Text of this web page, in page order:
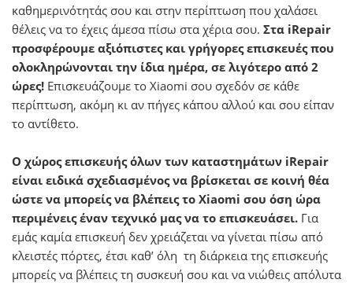
καθημερινότητάς σου και στην περίπτωση που χαλάσει
θέλεις να το έχεις άμεσα πίσω στα χέρια σου. Στα iRepair
προσφέρουμε αξιόπιστες και γρήγορες επισκευές που
ολοκληρώνονται την ίδια ημέρα, σε λιγότερο από 2
ώρες! Επισκευάζουμε το Xiaomi σου σχεδόν σε κάθε
περίπτωση, ακόμη κι αν πήγες κάπου αλλού και σου είπαν
το αντίθετο.
Ο χώρος επισκευής όλων των καταστημάτων iRepair
είναι ειδικά σχεδιασμένος να βρίσκεται σε κοινή θέα
ώστε να μπορείς να βλέπεις το Xiaomi σου όση ώρα
περιμένεις έναν τεχνικό μας να το επισκευάσει. Για
εμάς καμία επισκευή δεν χρειάζεται να γίνεται πίσω από
κλειστές πόρτες, έτσι καθ’ όλη τη διάρκεια της επισκευής
μπορείς να βλέπεις τη συσκευή σου και να νιώθεις απόλυτα